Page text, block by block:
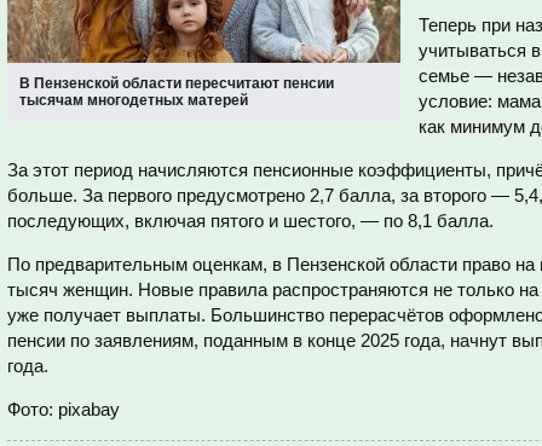
В Пензенской области пересчитают пенсии
тысячам многодетных матерей
Теперь при
учитываться
семье —
условие:
как минимум
За этот период начисляются пенсионные коэффициенты,
больше. За первого предусмотрено 2,7 балла, за второго —
последующих, включая пятого и шестого, — по 8,1 балла.
По предварительным оценкам, в Пензенской области право
тысяч женщин. Новые правила распространяются не только
уже получает выплаты. Большинство перерасчётов
пенсии по заявлениям, поданным в конце 2025 года, начнут
года.
Фото: pixabay